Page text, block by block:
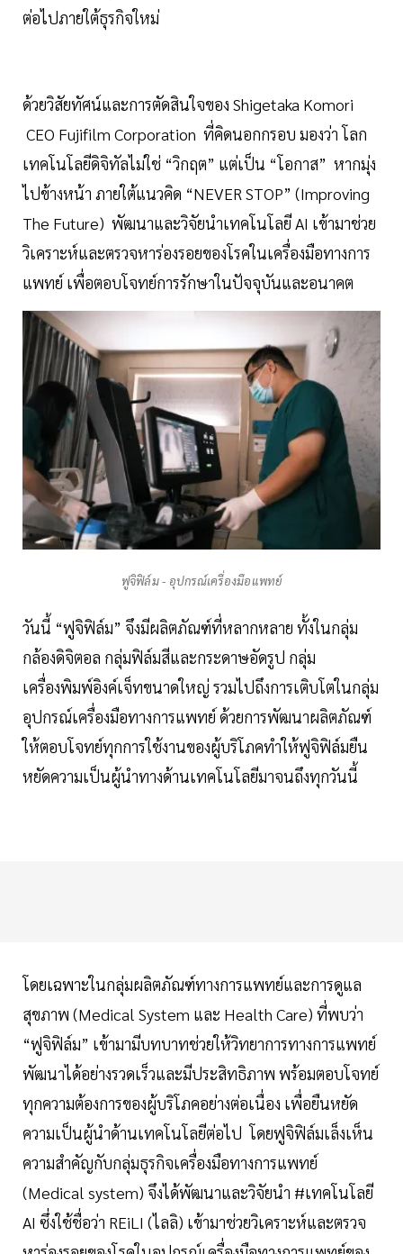
ต่อไปภายใต้ธุรกิจใหม่
ด้วยวิสัยทัศน์และการตัดสินใจของ Shigetaka Komori
CEO Fujifilm Corporation ที่คิดนอกกรอบ มองว่า โลก
เทคโนโลยีดิจิทัลไม่ใช่ “วิกฤต” แต่เป็น “โอกาส” หากมุ่ง
ไปข้างหน้า ภายใต้แนวคิด “NEVER STOP” (Improving
The Future) พัฒนาและวิจัยนำเทคโนโลยี AI เข้ามาช่วย
วิเคราะห์และตรวจหาร่องรอยของโรคในเครื่องมือทางการ
แพทย์ เพื่อตอบโจทย์การรักษาในปัจจุบันและอนาคต
ฟูจิฟิล์ม - อุปกรณ์เครื่องมือแพทย์
วันนี้ “ฟูจิฟิล์ม” จึงมีผลิตภัณฑ์ที่หลากหลาย ทั้งในกลุ่ม
กล้องดิจิตอล กลุ่มฟิล์มสีและกระดาษอัดรูป กลุ่ม
เครื่องพิมพ์อิงค์เจ็ทขนาดใหญ่ รวมไปถึงการเติบโตในกลุ่ม
อุปกรณ์เครื่องมือทางการแพทย์ ด้วยการพัฒนาผลิตภัณฑ์
ให้ตอบโจทย์ทุกการใช้งานของผู้บริโภคทำให้ฟูจิฟิล์มยืน
หยัดความเป็นผู้นำทางด้านเทคโนโลยีมาจนถึงทุกวันนี้
โดยเฉพาะในกลุ่มผลิตภัณฑ์ทางการแพทย์และการดูแล
สุขภาพ (Medical System และ Health Care) ที่พบว่า
“ฟูจิฟิล์ม” เข้ามามีบทบาทช่วยให้วิทยาการทางการแพทย์
พัฒนาได้อย่างรวดเร็วและมีประสิทธิภาพ พร้อมตอบโจทย์
ทุกความต้องการของผู้บริโภคอย่างต่อเนื่อง เพื่อยืนหยัด
ความเป็นผู้นำด้านเทคโนโลยีต่อไป โดยฟูจิฟิล์มเล็งเห็น
ความสำคัญกับกลุ่มธุรกิจเครื่องมือทางการแพทย์
(Medical system) จึงได้พัฒนาและวิจัยนำ #เทคโนโลยี
AI ซึ่งใช้ชื่อว่า REiLI (ไลลิ) เข้ามาช่วยวิเคราะห์และตรวจ